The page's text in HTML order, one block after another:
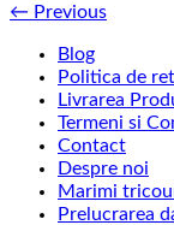
← Previous
Blog
Politica de
Livrarea
Termeni si
Contact
Despre noi
Marimi
Prelucrarea